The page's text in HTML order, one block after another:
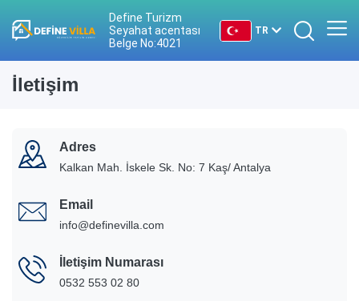
Define Turizm
Seyahat acentası
Belge No:4021
TR
RU
İletişim
Adres
Kalkan Mah. İskele Sk. No: 7 Kaş/ Antalya
Email
info@definevilla.com
İletişim Numarası
0532 553 02 80